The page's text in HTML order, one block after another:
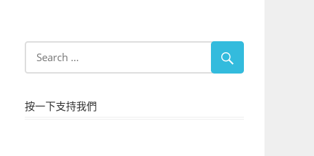
按一下支持我們